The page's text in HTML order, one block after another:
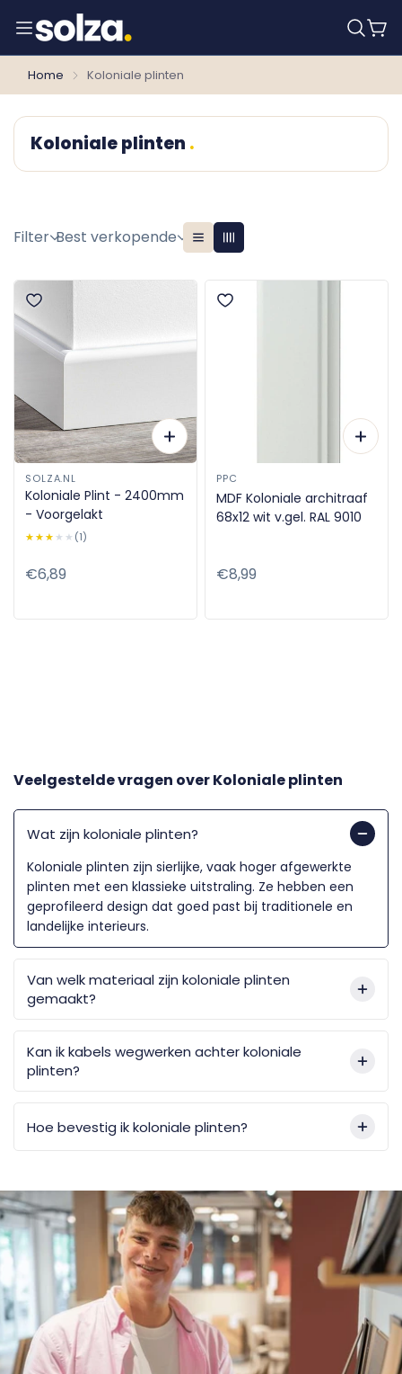
Home Koloniale plinten
Koloniale plinten
Filter Best verkopende
SOLZA.NL
Koloniale Plint - 2400mm
- Voorgelakt
★★★★★
★★★★★ (1)
Normale
€6,89
PPC
MDF Koloniale architraaf
68x12 wit v.gel. RAL 9010
Normale
€8,99
Veelgestelde vragen overKoloniale plinten
Wat zijn koloniale plinten?
Koloniale plinten zijn sierlijke, vaak hoger afgewerkte
plinten met een klassieke uitstraling. Ze hebben een
geprofileerd design dat goed past bij traditionele en
landelijke interieurs.
Van welk materiaal zijn koloniale plinten
gemaakt?
Kan ik kabels wegwerken achter koloniale
plinten?
Hoe bevestig ik koloniale plinten?